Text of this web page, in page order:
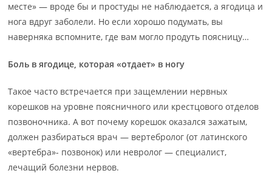
месте» — вроде бы и простуды не наблюдается, а ягодица и
нога вдруг заболели. Но если хорошо подумать, вы
наверняка вспомните, где вам могло продуть поясницу…
Боль в ягодице, которая «отдает» в ногу
Такое часто встречается при защемлении нервных
корешков на уровне поясничного или крестцового отделов
позвоночника. А вот почему корешок оказался зажатым,
должен разбираться врач — вертебролог (от латинского
«вертебра»- позвонок) или невролог — специалист,
лечащий болезни нервов.